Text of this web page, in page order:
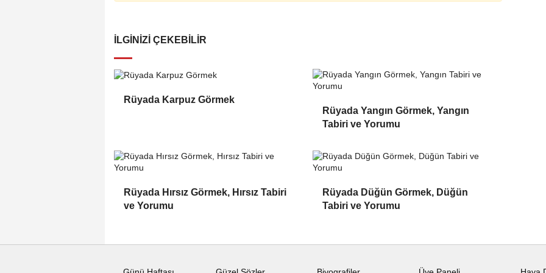
İLGINIZI ÇEKEBILIR
Rüyada Karpuz Görmek
Rüyada Yangın Görmek, Yangın
Tabiri ve Yorumu
Rüyada Hırsız Görmek, Hırsız Tabiri
ve Yorumu
Rüyada Düğün Görmek, Düğün
Tabiri ve Yorumu